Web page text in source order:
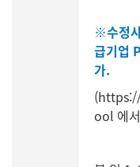
※수정
급기업
가.
(
ool 에